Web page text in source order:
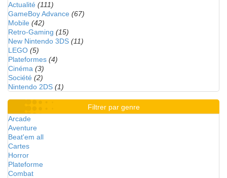
Actualité (111)
GameBoy Advance (67)
Mobile (42)
Retro-Gaming (15)
New Nintendo 3DS (11)
LEGO (5)
Plateformes (4)
Cinéma (3)
Société (2)
Nintendo 2DS (1)
Filtrer par genre
Arcade
Aventure
Beat'em all
Cartes
Horror
Plateforme
Combat